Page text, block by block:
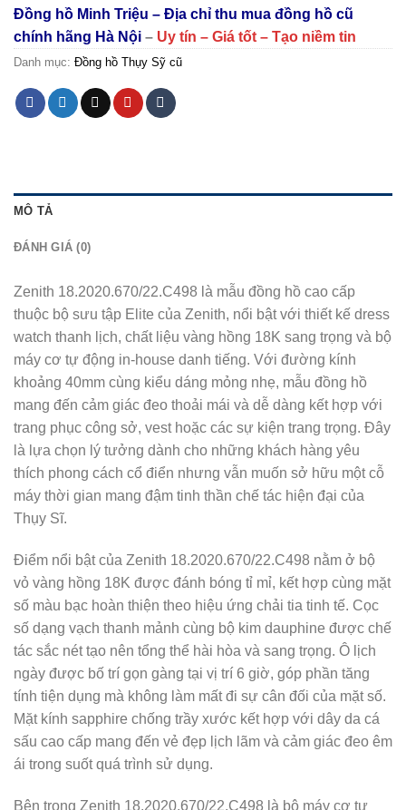
Đồng hồ Minh Triệu – Địa chỉ thu mua đồng hồ cũ
chính hãng Hà Nội – Uy tín – Giá tốt – Tạo niềm tin
Danh mục: Đồng hồ Thụy Sỹ cũ
MÔ TẢ
ĐÁNH GIÁ (0)
Zenith 18.2020.670/22.C498 là mẫu đồng hồ cao cấp
thuộc bộ sưu tập Elite của Zenith, nổi bật với thiết kế dress
watch thanh lịch, chất liệu vàng hồng 18K sang trọng và bộ
máy cơ tự động in-house danh tiếng. Với đường kính
khoảng 40mm cùng kiểu dáng mỏng nhẹ, mẫu đồng hồ
mang đến cảm giác đeo thoải mái và dễ dàng kết hợp với
trang phục công sở, vest hoặc các sự kiện trang trọng. Đây
là lựa chọn lý tưởng dành cho những khách hàng yêu
thích phong cách cổ điển nhưng vẫn muốn sở hữu một cỗ
máy thời gian mang đậm tinh thần chế tác hiện đại của
Thụy Sĩ.
Điểm nổi bật của Zenith 18.2020.670/22.C498 nằm ở bộ
vỏ vàng hồng 18K được đánh bóng tỉ mỉ, kết hợp cùng mặt
số màu bạc hoàn thiện theo hiệu ứng chải tia tinh tế. Cọc
số dạng vạch thanh mảnh cùng bộ kim dauphine được chế
tác sắc nét tạo nên tổng thể hài hòa và sang trọng. Ô lịch
ngày được bố trí gọn gàng tại vị trí 6 giờ, góp phần tăng
tính tiện dụng mà không làm mất đi sự cân đối của mặt số.
Mặt kính sapphire chống trầy xước kết hợp với dây da cá
sấu cao cấp mang đến vẻ đẹp lịch lãm và cảm giác đeo êm
ái trong suốt quá trình sử dụng.
Bên trong Zenith 18.2020.670/22.C498 là bộ máy cơ tự